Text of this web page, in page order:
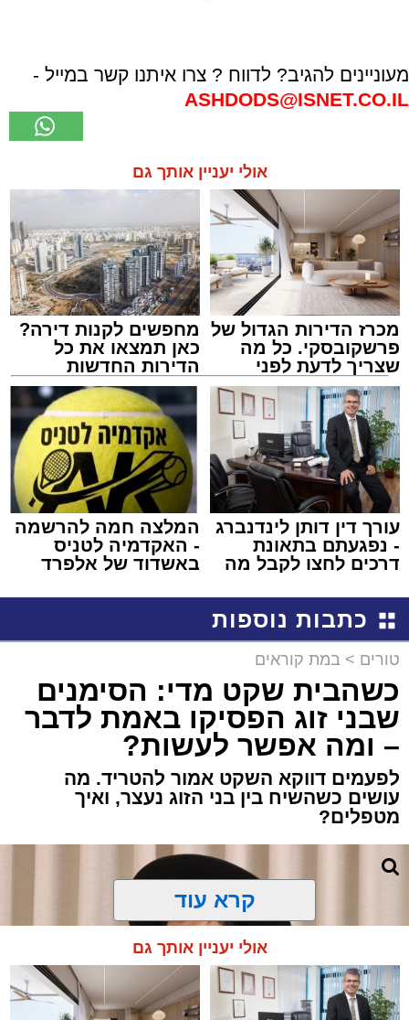
מעוניינים להגיב? לדווח ? צרו איתנו קשר במייל -
ASHDODS@ISNET.CO.IL
אולי יעניין אותך גם
מכרז הדירות הגדול של
פרשקובסקי. כל מה
שצריך לדעת לפני
שמגישים הצעה לדירה
באשדוד
מחפשים לקנות דירה?
כאן תמצאו את כל
הדירות החדשות
למכירה באשדוד >>>
עורך דין דותן לינדנברג
- נפגעתם בתאונת
דרכים לחצו לקבל מה
המלצה חמה להרשמה
- האקדמיה לטניס
באשדוד של אלפרד
כתבות נוספות
טורים > במת קוראים
כשהבית שקט מדי: הסימנים
שבני זוג הפסיקו באמת לדבר
– ומה אפשר לעשות?
לפעמים דווקא השקט אמור להטריד. מה
עושים כשהשיח בין בני הזוג נעצר, ואיך
מטפלים?
קרא עוד
אולי יעניין אותך גם